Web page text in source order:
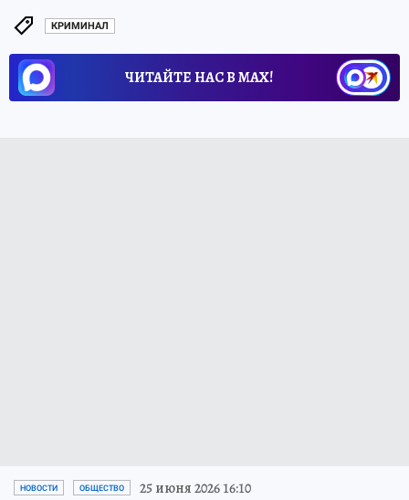
КРИМИНАЛ
ЧИТАЙТЕ НАС В МАХ!
НОВОСТИ ОБЩЕСТВО 25 июня 2026 16:10